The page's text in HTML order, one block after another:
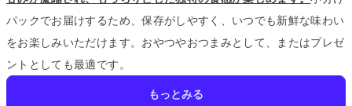
パックでお届けするため、保存がしやすく、いつでも新鮮な味わい
をお楽しみいただけます。 おやつやおつまみとして、またはプレゼ
ントとしても最適です。
もっとみる